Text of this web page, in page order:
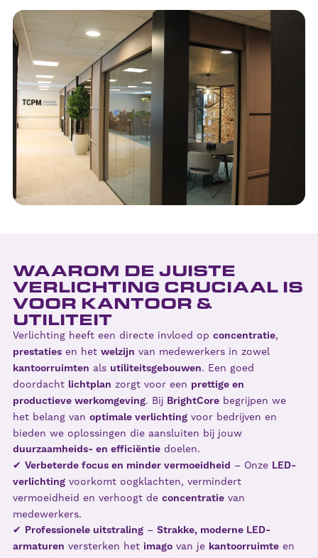
WAAROM DE JUISTE
VERLICHTING CRUCIAAL IS
VOOR KANTOOR &
UTILITEIT
Verlichting heeft een directe invloed op concentratie,
prestaties en het welzijn van medewerkers in zowel
kantoorruimten als utiliteitsgebouwen. Een goed
doordacht lichtplan zorgt voor een prettige en
productieve werkomgeving. Bij BrightCore begrijpen we
het belang van optimale verlichting voor bedrijven en
bieden we oplossingen die aansluiten bij jouw
duurzaamheids- en efficiëntie doelen.
✔ Verbeterde focus en minder vermoeidheid – Onze LED-
verlichting voorkomt oogklachten, vermindert
vermoeidheid en verhoogt de concentratie van
medewerkers.
✔ Professionele uitstraling – Strakke, moderne LED-
armaturen versterken het imago van je kantoorruimte en